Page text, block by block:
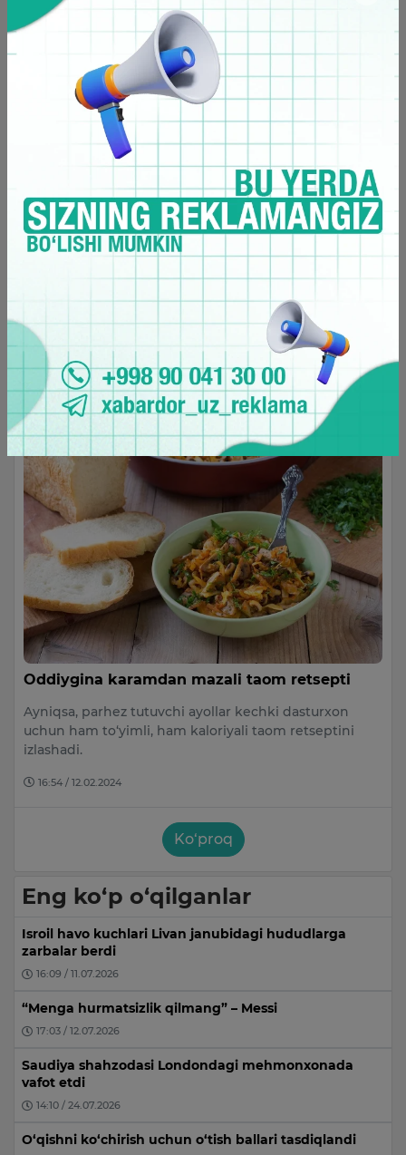
17:56 / 27.09.2024
Ateroskleroz — bu yog‘ va oqsil almashinuvining
buzilishi natijasida vujudga kelib, arteriya ichki
devorida yallig‘lanish, x…
09:56 / 19.09.2024
Oddiygina karamdan mazali taom retsepti
Ayniqsa, parhez tutuvchi ayollar kechki dasturxon
uchun ham to‘yimli, ham kaloriyali taom retseptini
izlashadi.
16:54 / 12.02.2024
Ko‘proq
Eng ko‘p o‘qilganlar
Isroil havo kuchlari Livan janubidagi hududlarga
zarbalar berdi
16:09 / 11.07.2026
“Menga hurmatsizlik qilmang” – Messi
17:03 / 12.07.2026
Saudiya shahzodasi Londondagi mehmonxonada
vafot etdi
14:10 / 24.07.2026
O‘qishni ko‘chirish uchun o‘tish ballari tasdiqlandi